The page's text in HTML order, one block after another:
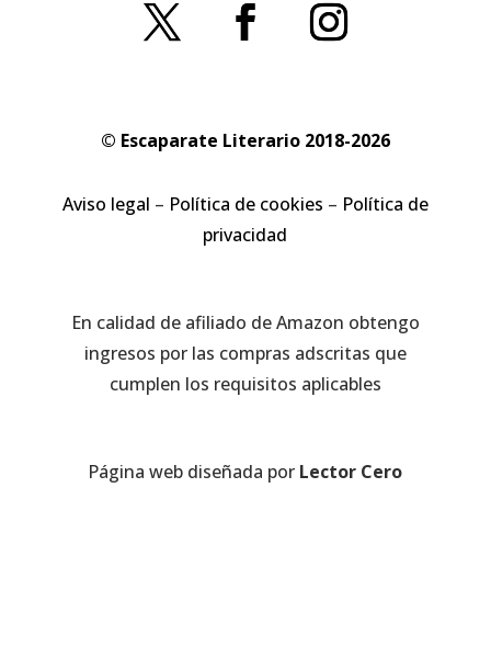
© Escaparate Literario 2018-2026
Aviso legal – Política de cookies – Política de
privacidad
En calidad de afiliado de Amazon obtengo
ingresos por las compras adscritas que
cumplen los requisitos aplicables
Página web diseñada por Lector Cero